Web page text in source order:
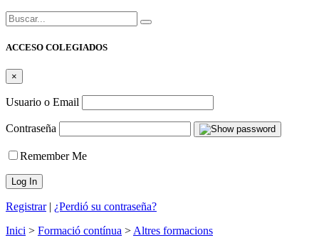
Buscar:
ACCESO COLEGIADOS
×
Usuario o Email
Contraseña
Remember Me
Registrar| ¿Perdió su contraseña?
Inici > Formació contínua > Altres formacions